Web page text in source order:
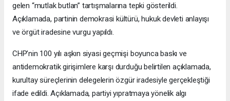
gelen “mutlak butlan” tartışmalarına tepki gösterildi.
Açıklamada, partinin demokrasi kültürü, hukuk devleti anlayışı
ve örgüt iradesine vurgu yapıldı.
CHP’nin 100 yılı aşkın siyasi geçmişi boyunca baskı ve
antidemokratik girişimlere karşı durduğu belirtilen açıklamada,
kurultay süreçlerinin delegelerin özgür iradesiyle gerçekleştiği
ifade edildi. Açıklamada, partiyi yıpratmaya yönelik algı